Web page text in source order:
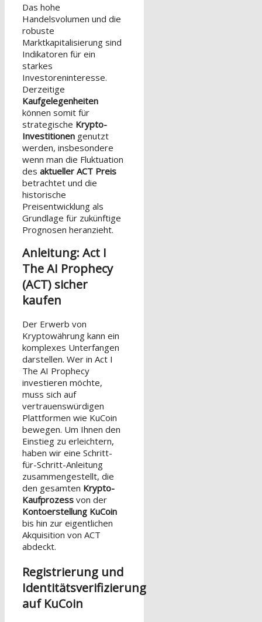
Das hohe
Handelsvolumen und die
robuste
Marktkapitalisierung sind
Indikatoren für ein
starkes
Investoreninteresse.
Derzeitige
Kaufgelegenheiten
können somit für
strategische Krypto-
Investitionen genutzt
werden, insbesondere
wenn man die Fluktuation
des aktueller ACT Preis
betrachtet und die
historische
Preisentwicklung als
Grundlage für zukünftige
Prognosen heranzieht.
Anleitung: Act I
The AI Prophecy
(ACT) sicher
kaufen
Der Erwerb von
Kryptowährung kann ein
komplexes Unterfangen
darstellen. Wer in Act I
The AI Prophecy
investieren möchte,
muss sich auf
vertrauenswürdigen
Plattformen wie KuCoin
bewegen. Um Ihnen den
Einstieg zu erleichtern,
haben wir eine Schritt-
für-Schritt-Anleitung
zusammengestellt, die
den gesamten Krypto-
Kaufprozess von der
Kontoerstellung KuCoin
bis hin zur eigentlichen
Akquisition von ACT
abdeckt.
Registrierung und
Identitätsverifizierung
auf KuCoin